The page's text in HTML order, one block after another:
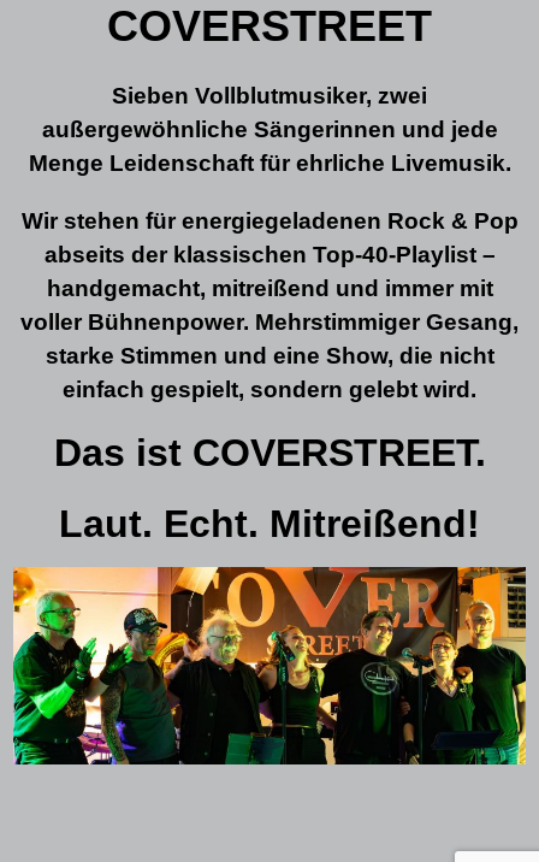
COVERSTREET
Sieben Vollblutmusiker, zwei
außergewöhnliche Sängerinnen und jede
Menge Leidenschaft für ehrliche Livemusik.
Wir stehen für energiegeladenen Rock & Pop
abseits der klassischen Top-40-Playlist –
handgemacht, mitreißend und immer mit
voller Bühnenpower. Mehrstimmiger Gesang,
starke Stimmen und eine Show, die nicht
einfach gespielt, sondern gelebt wird.
Das ist COVERSTREET.
Laut. Echt. Mitreißend!